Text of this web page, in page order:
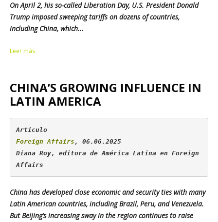
On April 2, his so-called Liberation Day, U.S. President Donald
Trump imposed sweeping tariffs on dozens of countries,
including China, which...
Leer más
CHINA’S GROWING INFLUENCE IN
LATIN AMERICA
Artículo
Foreign Affairs , 06.06.2025
Diana Roy, editora de América Latina en Foreign
Affairs
China has developed close economic and security ties with many
Latin American countries, including Brazil, Peru, and Venezuela.
But Beijing’s increasing sway in the region continues to raise